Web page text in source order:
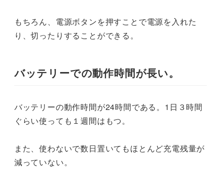
もちろん、電源ボタンを押すことで電源を入れた
り、切ったりすることができる。
バッテリーでの動作時間が長い。
バッテリーの動作時間が24時間である。1日３時間
ぐらい使っても１週間はもつ。
また、使わないで数日置いてもほとんど充電残量が
減っていない。